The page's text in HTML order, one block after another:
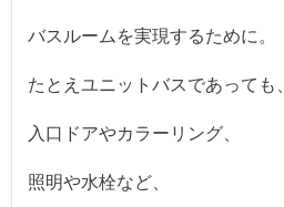
バスルームを実現するために。
たとえユニットバスであっても、
入口ドアやカラーリング、
照明や水栓など、